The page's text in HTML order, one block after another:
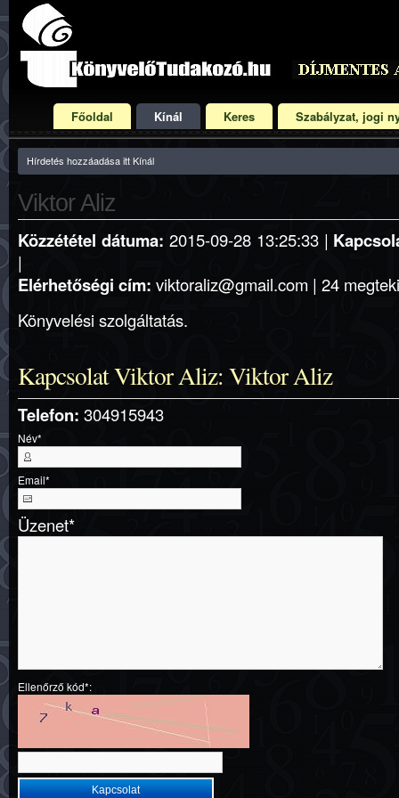
Főoldal Kínál Keres Szabályzat, jogi
Hírdetés hozzáadása itt Kínál
Viktor Aliz
Közzététel dátuma: 2015-09-28 13:25:33 |
|
Elérhetőségi cím: viktoraliz@gmail.com | 24
Könyvelési szolgáltatás.
Kapcsolat Viktor Aliz: Viktor Aliz
Telefon: 304915943
Név*
Email*
Üzenet*
Ellenőrző kód*: